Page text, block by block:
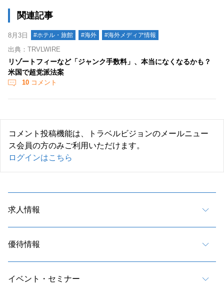
関連記事
8月3日 #ホテル・旅館 #海外 #海外メディア情報
出典：TRVLWIRE
リゾートフィーなど「ジャンク手数料」、本当になくなるかも？
米国で超党派法案
10 コメント
コメント投稿機能は、トラベルビジョンのメールニュー
ス会員の方のみご利用いただけます。
ログインはこちら
求人情報
優待情報
イベント・セミナー